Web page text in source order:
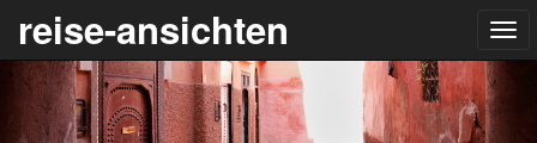
reise-ansichten